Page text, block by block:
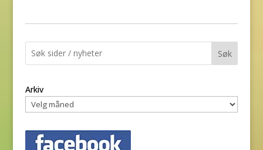
Søk
Arkiv